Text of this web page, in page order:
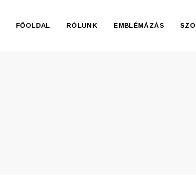
FŐOLDAL RÓLUNK EMBLÉMÁZÁS